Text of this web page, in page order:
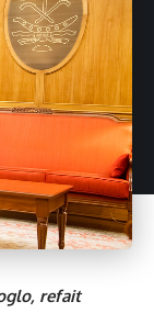
refait